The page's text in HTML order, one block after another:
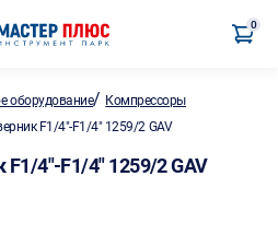
0
оборудование/ Компрессоры
F1/4"-F1/4" 1259/2 GAV
F1/4"-F1/4" 1259/2 GAV